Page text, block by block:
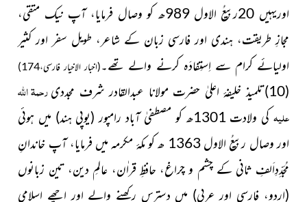
اوریہیں 20ربیعُ الاول 989ھ کو وصال فرمایا، آپ نیک متقی،
مجازِ طریقت، ہندی اور فارسی زبان کے شاعر، طویل سفر اور کثیر
اولیائے کرام سے اِستِفادَہ کرنے والے تھے۔(اخبار الاخیار فارسی،174)
(10)تلمیذ خلیفۂ اعلیٰ حضرت مولانا عبدالقادر شرف مجددی
رحمۃ اللہ
علیہ کی ولادت 1301ھ کو مصطفیٰ آباد رامپور (یوپی ہند) میں ہوئی
اور وصال ربیعُ الاول 1363 ھ کو مکۂ مکرمہ میں فرمایا، آپ خاندانِ
مُجَدِّدِاَلفِ ثانی کے چشم و چراغ، حافظِ قراٰن، عالمِ دین، تین زبانوں
(اردو، فارسی اور عربی) میں دسترس رکھنے والے اور اچھے اسلامی